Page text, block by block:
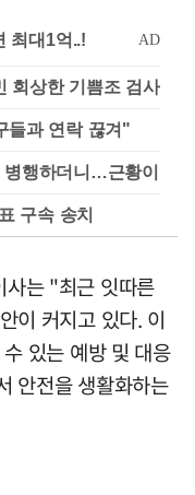
회상한 기쁨조 검사
들과 연락 끊겨"
병행하더니…근황이
구속 송치
사는 "최근 잇따른
이 커지고 있다. 이
있는 예방 및 대응
안전을 생활화하는